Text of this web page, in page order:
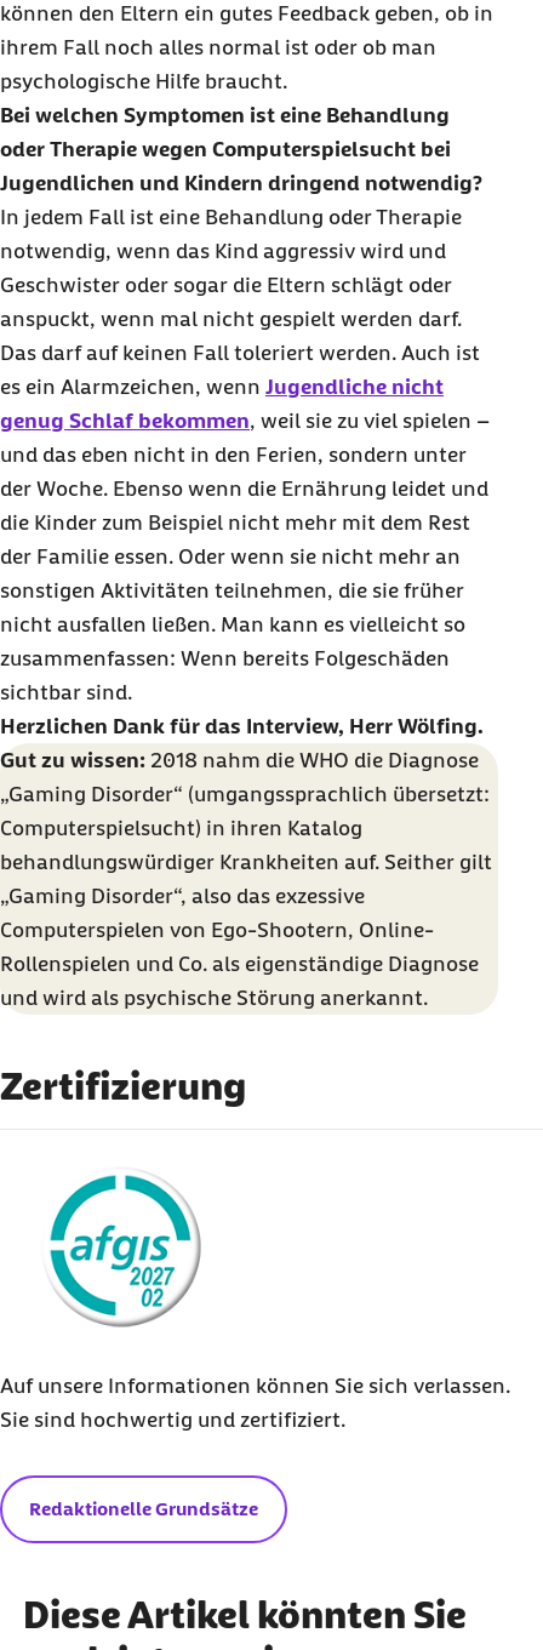
können den Eltern ein gutes Feedback geben, ob in
ihrem Fall noch alles normal ist oder ob man
psychologische Hilfe braucht.
Bei welchen Symptomen ist eine Behandlung
oder Therapie wegen Computerspielsucht bei
Jugendlichen und Kindern dringend notwendig?
In jedem Fall ist eine Behandlung oder Therapie
notwendig, wenn das Kind aggressiv wird und
Geschwister oder sogar die Eltern schlägt oder
anspuckt, wenn mal nicht gespielt werden darf.
Das darf auf keinen Fall toleriert werden. Auch ist
es ein Alarmzeichen, wenn Jugendliche nicht
genug Schlaf bekommen, weil sie zu viel spielen –
und das eben nicht in den Ferien, sondern unter
der Woche. Ebenso wenn die Ernährung leidet und
die Kinder zum Beispiel nicht mehr mit dem Rest
der Familie essen. Oder wenn sie nicht mehr an
sonstigen Aktivitäten teilnehmen, die sie früher
nicht ausfallen ließen. Man kann es vielleicht so
zusammenfassen: Wenn bereits Folgeschäden
sichtbar sind.
Herzlichen Dank für das Interview, Herr Wölfing.
Gut zu wissen: 2018 nahm die WHO die Diagnose
„Gaming Disorder“ (umgangssprachlich übersetzt:
Computerspielsucht) in ihren Katalog
behandlungswürdiger Krankheiten auf. Seither gilt
„Gaming Disorder“, also das exzessive
Computerspielen von Ego-Shootern, Online-
Rollenspielen und Co. als eigenständige Diagnose
und wird als psychische Störung anerkannt.
Zertifizierung
Auf unsere Informationen können Sie sich verlassen.
Sie sind hochwertig und zertifiziert.
Redaktionelle Grundsätze
Diese Artikel könnten Sie